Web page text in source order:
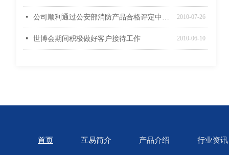
2010-07-26
넷 公司顺利通过公安部消防产品合格评定中心质量管理体系监督审核
2010-06-10
넷 世博会期间积极做好客户接待工作
首页 互易简介 产品介绍 行业资讯